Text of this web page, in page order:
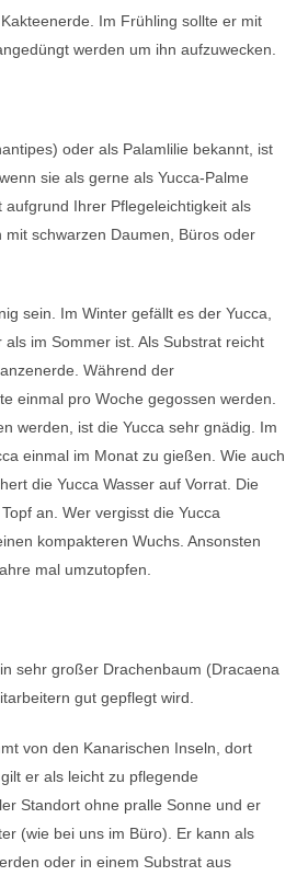
Im Frühling sollte er mit
werden um ihn aufzuwecken.
oder als Palamlilie bekannt, ist
sie als gerne als Yucca-Palme
aufgrund Ihrer Pflegeleichtigkeit als
mit schwarzen Daumen, Büros oder
sein. Im Winter gefällt es der Yucca,
im Sommer ist. Als Substrat reicht
Während der
einmal pro Woche gegossen werden.
werden, ist die Yucca sehr gnädig. Im
einmal im Monat zu gießen. Wie auch
die Yucca Wasser auf Vorrat. Die
an. Wer vergisst die Yucca
kompakteren Wuchs. Ansonsten
mal umzutopfen.
sehr großer Drachenbaum (Dracaena
gut gepflegt wird.
von den Kanarischen Inseln, dort
er als leicht zu pflegende
Standort ohne pralle Sonne und er
(wie bei uns im Büro). Er kann als
oder in einem Substrat aus